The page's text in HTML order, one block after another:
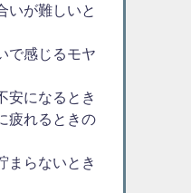
いが難しいと
で感じるモヤ
安になるとき
疲れるときの
まらないとき